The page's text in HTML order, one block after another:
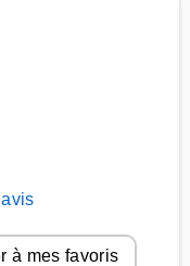
à mes favoris